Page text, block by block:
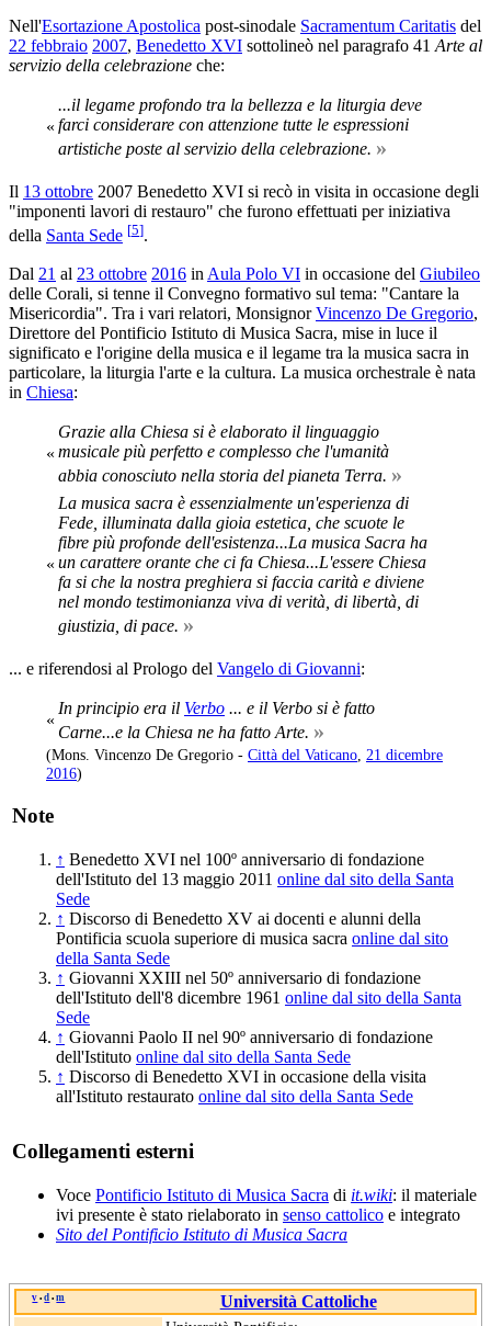
Nell'Esortazione Apostolica post-sinodale Sacramentum Caritatis del
22 febbraio 2007, Benedetto XVI sottolineò nel paragrafo 41Arte al
servizio della celebrazione che:
«
...il legame profondo tra la bellezza e la liturgia deve
farci considerare con attenzione tutte le espressioni
artistiche poste al servizio della celebrazione. »
Il 13 ottobre 2007 Benedetto XVI si recò in visita in occasione degli
"imponenti lavori di restauro" che furono effettuati per iniziativa
della Santa Sede [5].
Dal 21 al 23 ottobre 2016 in Aula Polo VI in occasione del Giubileo
delle Corali, si tenne il Convegno formativo sul tema: "Cantare la
Misericordia". Tra i vari relatori, MonsignorVincenzo De Gregorio,
Direttore del Pontificio Istituto di Musica Sacra, mise in luce il
significato e l'origine della musica e il legame tra la musica sacra in
particolare, la liturgia l'arte e la cultura. La musica orchestrale è nata
in Chiesa:
«
Grazie alla Chiesa si è elaborato il linguaggio
musicale più perfetto e complesso che l'umanità
abbia conosciuto nella storia del pianeta Terra. »
«
La musica sacra è essenzialmente un'esperienza di
Fede, illuminata dalla gioia estetica, che scuote le
fibre più profonde dell'esistenza...La musica Sacra ha
un carattere orante che ci fa Chiesa...L'essere Chiesa
fa si che la nostra preghiera si faccia carità e diviene
nel mondo testimonianza viva di verità, di libertà, di
giustizia, di pace. »
... e riferendosi al Prologo del Vangelo di Giovanni:
«
In principio era il Verbo ... e il Verbo si è fatto
Carne...e la Chiesa ne ha fatto Arte. »
(Mons. Vincenzo De Gregorio - Città del Vaticano 21 dicembre
2016)
Note
↑ Benedetto XVI nel 100º anniversario di fondazione
dell'Istituto del 13 maggio 2011 online dal sito della Santa
Sede
↑ Discorso di Benedetto XV ai docenti e alunni della
Pontificia scuola superiore di musica sacra online dal sito
della Santa Sede
↑ Giovanni XXIII nel 50º anniversario di fondazione
dell'Istituto dell'8 dicembre 1961 online dal sito della Santa
Sede
↑ Giovanni Paolo II nel 90º anniversario di fondazione
dell'Istituto online dal sito della Santa Sede
↑ Discorso di Benedetto XVI in occasione della visita
all'Istituto restaurato online dal sito della Santa Sede
Collegamenti esterni
Voce Pontificio Istituto di Musica Sacra di it.wiki: il materiale
ivi presente è stato rielaborato in senso cattolico e integrato
Sito del Pontificio Istituto di Musica Sacra
v • d • m Università Cattoliche